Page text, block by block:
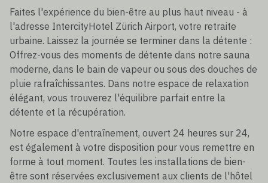
Faites l'expérience du bien-être au plus haut niveau - à
l'adresse IntercityHotel Zürich Airport, votre retraite
urbaine. Laissez la journée se terminer dans la détente :
Offrez-vous des moments de détente dans notre sauna
moderne, dans le bain de vapeur ou sous des douches de
pluie rafraîchissantes. Dans notre espace de relaxation
élégant, vous trouverez l'équilibre parfait entre la
détente et la récupération.
Notre espace d'entraînement, ouvert 24 heures sur 24,
est également à votre disposition pour vous remettre en
forme à tout moment. Toutes les installations de bien-
être sont réservées exclusivement aux clients de l'hôtel